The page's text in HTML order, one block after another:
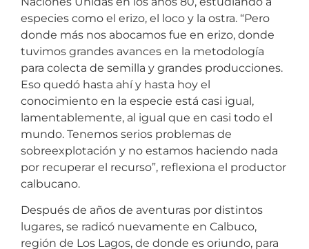
especies como el erizo, el loco y la ostra. “Pero
donde más nos abocamos fue en erizo, donde
tuvimos grandes avances en la metodología
para colecta de semilla y grandes producciones.
Eso quedó hasta ahí y hasta hoy el
conocimiento en la especie está casi igual,
lamentablemente, al igual que en casi todo el
mundo. Tenemos serios problemas de
sobreexplotación y no estamos haciendo nada
por recuperar el recurso”, reflexiona el productor
calbucano.
Después de años de aventuras por distintos
lugares, se radicó nuevamente en Calbuco,
región de Los Lagos, de donde es oriundo, para